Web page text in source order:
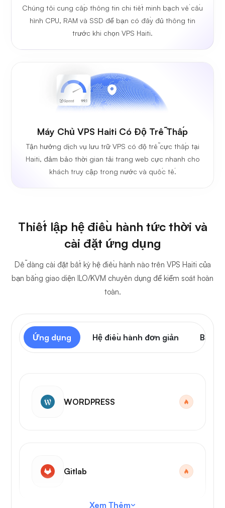
Chúng tôi cung cấp thông tin chi tiết minh bạch về cấu
hình CPU, RAM và SSD để bạn có đầy đủ thông tin
trước khi chọn VPS Haiti.
Máy Chủ VPS Haiti Có Độ Trễ Thấp
Tận hưởng dịch vụ lưu trữ VPS có độ trễ cực thấp tại
Haiti, đảm bảo thời gian tải trang web cực nhanh cho
khách truy cập trong nước và quốc tế.
Thiết lập hệ điều hành tức thời và
cài đặt ứng dụng
Dễ dàng cài đặt bất kỳ hệ điều hành nào trên VPS Haiti của
bạn bằng giao diện ILO/KVM chuyên dụng để kiểm soát hoàn
toàn.
Ứng dụng Hệ điều hành đơn giản Bảng
WORDPRESS
Gitlab
Xem Thêm